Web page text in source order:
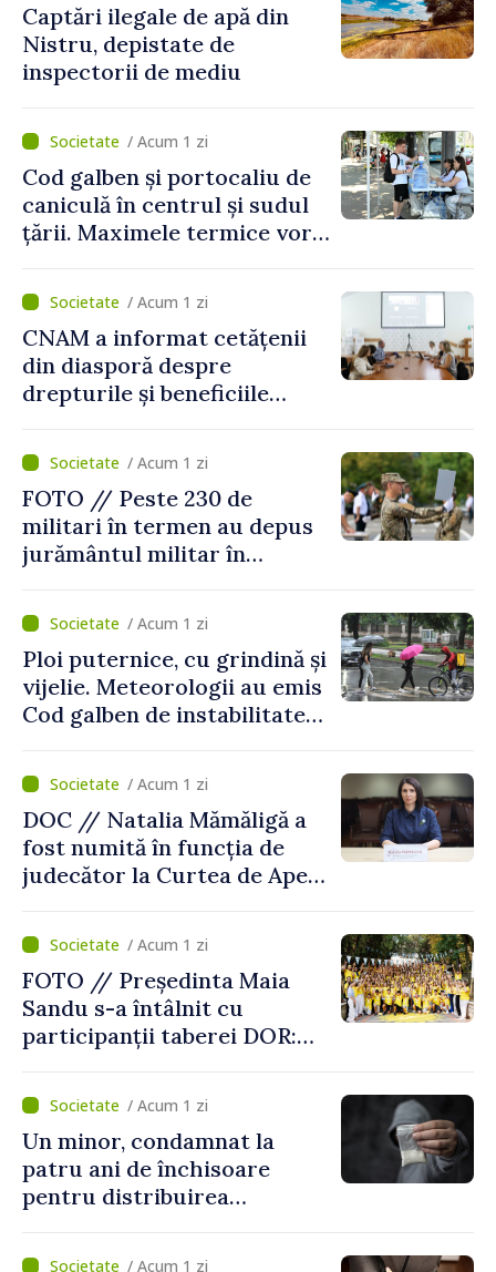
Captări ilegale de apă din
Nistru, depistate de
inspectorii de mediu
/ Acum 1 zi
Cod galben și portocaliu de
caniculă în centrul și sudul
țării. Maximele termice vor
/ Acum 1 zi
CNAM a informat cetățenii
din diasporă despre
drepturile și beneficiile
/ Acum 1 zi
FOTO // Peste 230 de
militari în termen au depus
jurământul militar în
/ Acum 1 zi
Ploi puternice, cu grindină și
vijelie. Meteorologii au emis
Cod galben de instabilitate
/ Acum 1 zi
DOC // Natalia Mămăligă a
fost numită în funcția de
judecător la Curtea de Apel
/ Acum 1 zi
FOTO // Președinta Maia
Sandu s-a întâlnit cu
participanții taberei DOR:
noastră rămâne puternică”
/ Acum 1 zi
Un minor, condamnat la
patru ani de închisoare
pentru distribuirea
/ Acum 1 zi